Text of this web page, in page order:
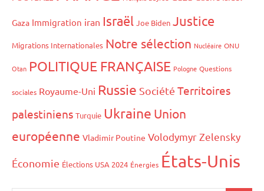
Gaza Immigration iran Israël Joe Biden Justice
Migrations Internationales Notre sélection Nucléaire ONU
Otan POLITIQUE FRANÇAISE Pologne Questions
sociales Royaume-Uni Russie Société Territoires
palestiniens Turquie Ukraine Union
européenne Vladimir Poutine Volodymyr Zelensky
Économie Élections USA 2024 Énergies États-Unis